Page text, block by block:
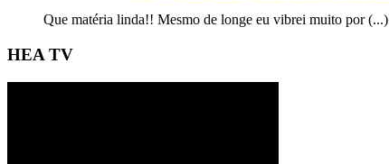
Que matéria linda!! Mesmo de longe eu vibrei muito por (...)
HEA TV